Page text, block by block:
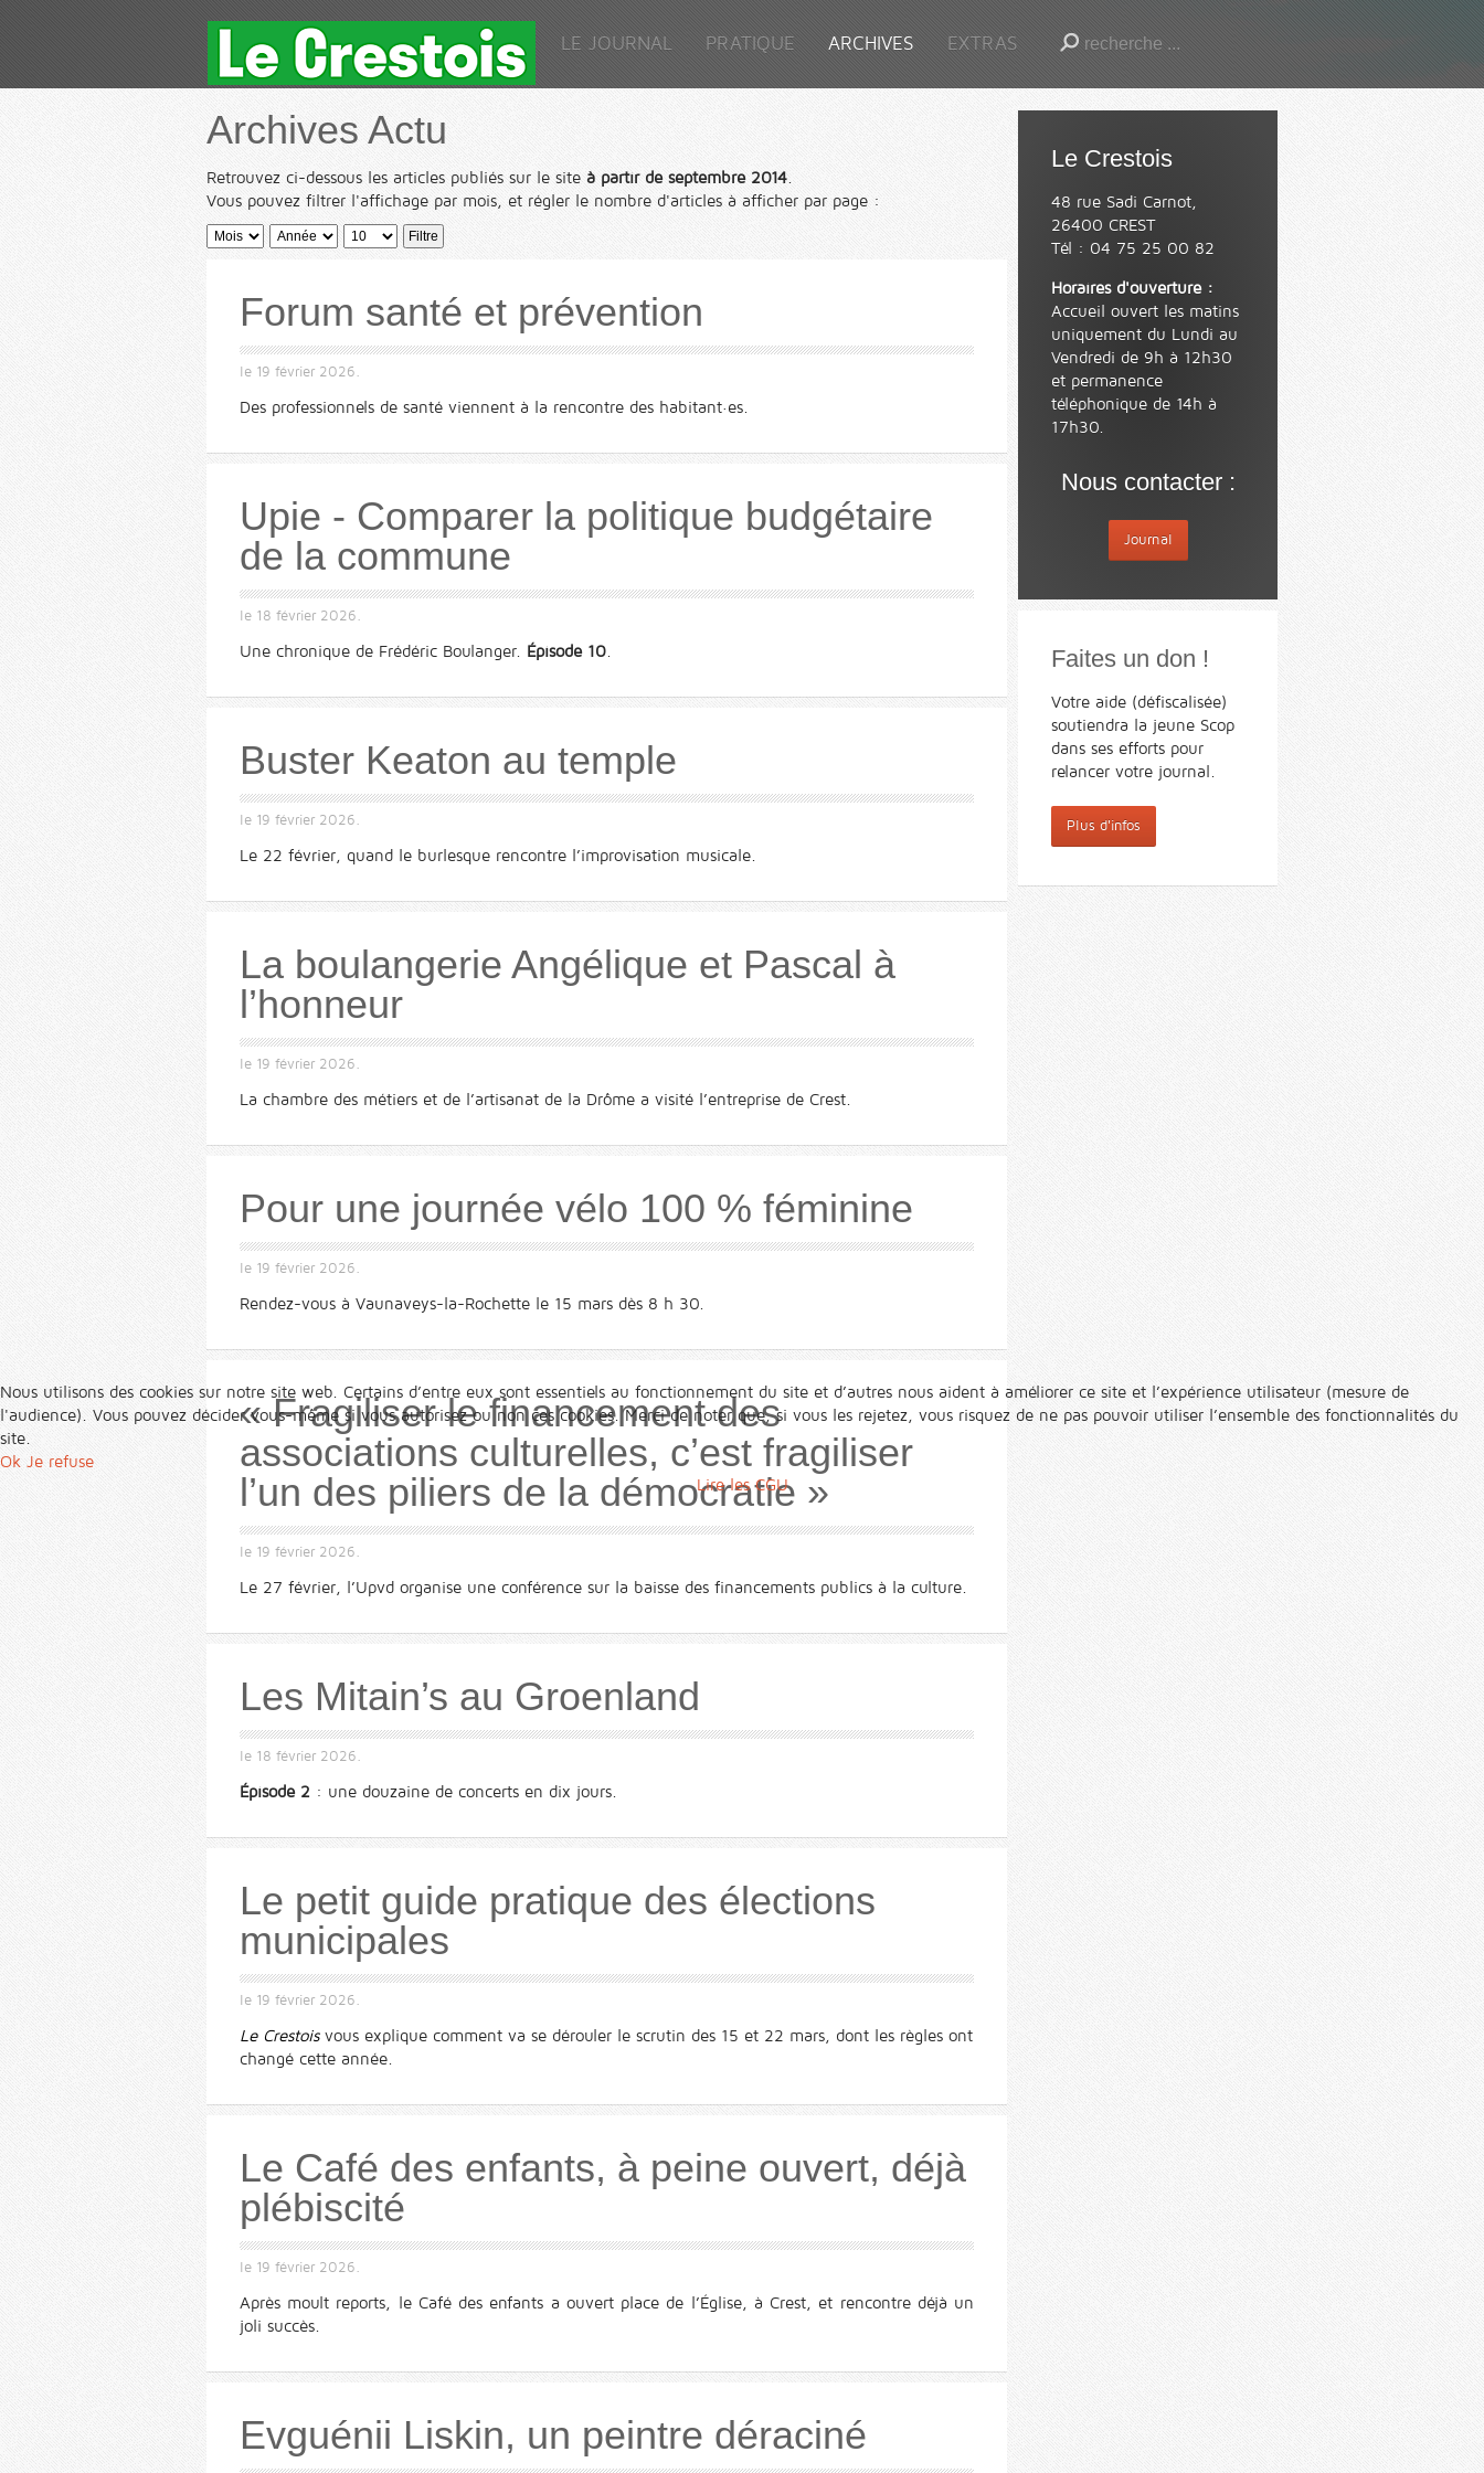
LE JOURNAL PRATIQUE ARCHIVES EXTRAS
Archives Actu
Retrouvez ci-dessous les articles publiés sur le site à partir de septembre 2014
Vous pouvez filtrer l'affichage par mois, et régler le nombre d'articles à afficher par page :
Filtre
Forum santé et prévention
le 19 février 2026.
Des professionnels de santé viennent à la rencontre des habitant·es.
Upie - Comparer la politique budgétaire
de la commune
le 18 février 2026.
Une chronique de Frédéric Boulanger. Épisode 10.
Buster Keaton au temple
le 19 février 2026.
Le 22 février, quand le burlesque rencontre l’improvisation musicale.
La boulangerie Angélique et Pascal à
l’honneur
le 19 février 2026.
La chambre des métiers et de l’artisanat de la Drôme a visité l’entreprise de Crest.
Pour une journée vélo 100 % féminine
le 19 février 2026.
Rendez-vous à Vaunaveys-la-Rochette le 15 mars dès 8 h 30.
« Fragiliser le financement des
associations culturelles, c’est fragiliser
l’un des piliers de la démocratie »
le 19 février 2026.
Le 27 février, l’Upvd organise une conférence sur la baisse des financements publics à la culture.
Les Mitain’s au Groenland
le 18 février 2026.
Épisode 2 : une douzaine de concerts en dix jours.
Le petit guide pratique des élections
municipales
le 19 février 2026.
Le Crestoisvous explique comment va se dérouler le scrutin des 15 et 22 mars, dont les règles ont
changé cette année.
Le Café des enfants, à peine ouvert, déjà
plébiscité
le 19 février 2026.
Après moult reports, le Café des enfants a ouvert place de l’Église, à Crest, et rencontre déjà un
joli succès.
Evguénii Liskin, un peintre déraciné
Le Crestois
48 rue Sadi Carnot,
26400 CREST
Tél : 04 75 25 00 82
Horaires d'ouverture :
Accueil ouvert les matins
uniquement du Lundi au
Vendredi de 9h à 12h30
et permanence
téléphonique de 14h à
17h30.
Nous contacter :
Journal
Faites un don !
Votre aide (défiscalisée)
soutiendra la jeune Scop
dans ses efforts pour
relancer votre journal.
Plus d'infos
Nous utilisons des cookies sur notre site web. Certains d’entre eux sont essentiels au fonctionnement du site et d’autres nous aident à améliorer ce site et l’expérience utilisateur (mesure de
l'audience). Vous pouvez décider vous-même si vous autorisez ou non ces cookies. Merci de noter que, si vous les rejetez, vous risquez de ne pas pouvoir utiliser l’ensemble des fonctionnalités du
site.
Ok Je refuse
Lire les CGU